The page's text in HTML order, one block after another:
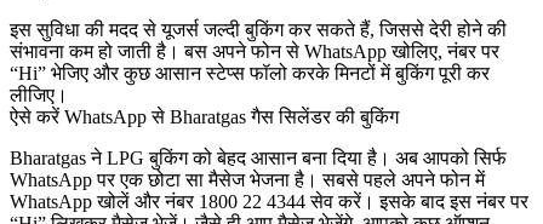
इस सुविधा की मदद से यूजर्स जल्दी बुकिंग कर सकते हैं, जिससे देरी होने की
संभावना कम हो जाती है। बस अपने फोन से WhatsApp खोलिए, नंबर पर
“Hi” भेजिए और कुछ आसान स्टेप्स फॉलो करके मिनटों में बुकिंग पूरी कर
लीजिए।
ऐसे करें WhatsApp से Bharatgas गैस सिलेंडर की बुकिंग
Bharatgas ने LPG बुकिंग को बेहद आसान बना दिया है। अब आपको सिर्फ
WhatsApp पर एक छोटा सा मैसेज भेजना है। सबसे पहले अपने फोन में
WhatsApp खोलें और नंबर 1800 22 4344 सेव करें। इसके बाद इस नंबर पर